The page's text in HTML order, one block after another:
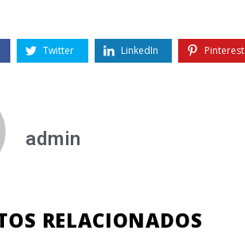
Twitter LinkedIn Pinterest
admin
RELACIONADOS